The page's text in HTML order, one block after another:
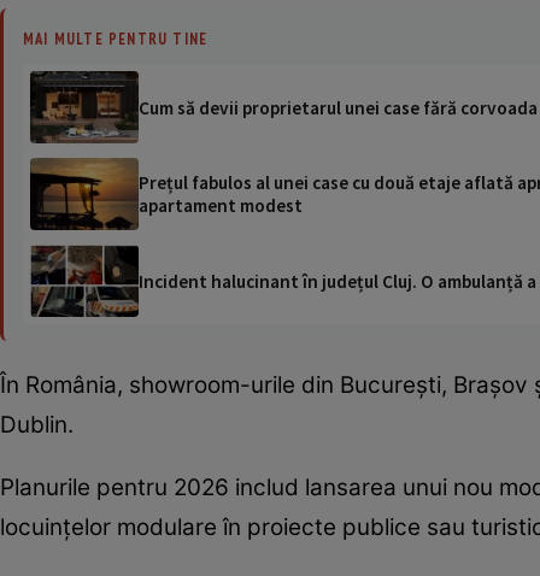
MAI MULTE PENTRU TINE
Cum să devii proprietarul unei case fără
Prețul fabulos al unei case cu două etaje aflată
apartament modest
Incident halucinant în județul Cluj. O ambulanță
În România, showroom-urile din București,
Dublin.
Planurile pentru 2026 includ lansarea unui nou
locuințelor modulare în proiecte publice sau